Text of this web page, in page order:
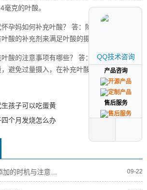
克的叶酸。
孕妈如何补充叶酸？ 答：除了食物，人工代
酸的补充剂来满足叶酸的摄入需求。
酸的注意事项有哪些？ 答：人工代怀孕妈在
避免过量摄入，在补充叶酸前最好咨询医生
孩子可以吃蛋黄
个月发烧怎么办
09-22
QQ技术咨询
产品咨询
售后服务
QQ技术咨询
产品咨询
售后服务